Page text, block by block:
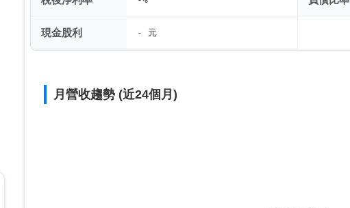
現金股利 - 元
月營收趨勢 (近24個月)